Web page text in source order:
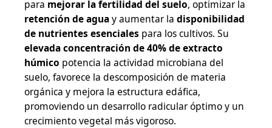
para mejorar la fertilidad del suelo, optimizar la
retención de aguay aumentar la disponibilidad
de nutrientes esenciales para los cultivos. Su
elevada concentración de 40% de extracto
húmico potencia la actividad microbiana del
suelo, favorece la descomposición de materia
orgánica y mejora la estructura edáfica,
promoviendo un desarrollo radicular óptimo y un
crecimiento vegetal más vigoroso.